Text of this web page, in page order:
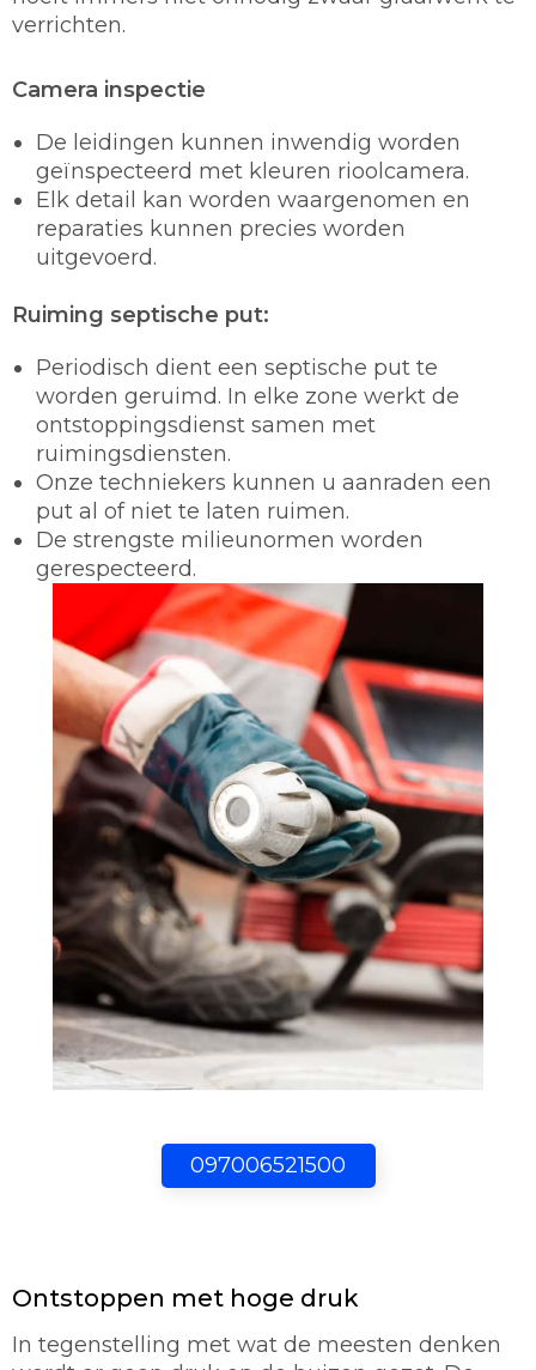
097006521500
verrichten.
Camera inspectie
De leidingen kunnen inwendig worden
geïnspecteerd met kleuren rioolcamera.
Elk detail kan worden waargenomen en
reparaties kunnen precies worden
uitgevoerd.
Ruiming septische put:
Periodisch dient een septische put te
worden geruimd. In elke zone werkt de
ontstoppingsdienst samen met
ruimingsdiensten.
Onze techniekers kunnen u aanraden een
put al of niet te laten ruimen.
De strengste milieunormen worden
gerespecteerd.
Ontstoppen met hoge druk
In tegenstelling met wat de meesten denken